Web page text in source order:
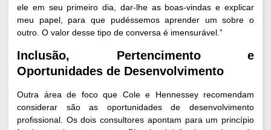
ele em seu primeiro dia, dar-lhe as boas-vindas e explicar
meu papel, para que pudéssemos aprender um sobre o
outro. O valor desse tipo de conversa é imensurável.”
Inclusão, Pertencimento e
Oportunidades de Desenvolvimento
Outra área de foco que Cole e Hennessey recomendam
considerar são as oportunidades de desenvolvimento
profissional. Os dois consultores apontam para um princípio